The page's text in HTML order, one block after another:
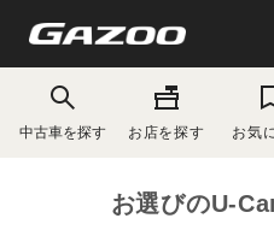
中古車を探す お店を探す お気
お選びのU-